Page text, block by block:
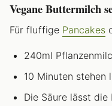
Vegane Buttermilch
Für fluffige Pancakes
240ml
10 Minuten stehen
Die Säure lässt